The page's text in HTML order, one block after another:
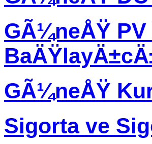
GÃ¼neÅŸ
GÃ¼neÅŸ
Sigorta ve